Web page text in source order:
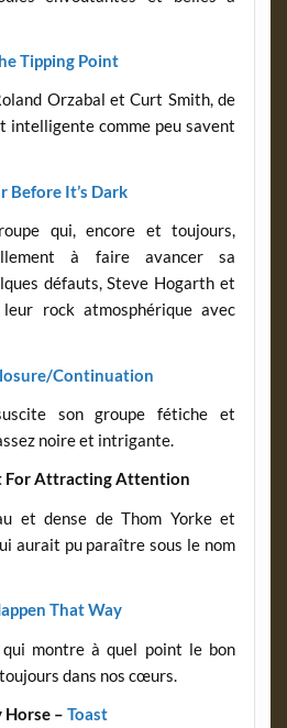
Tipping Point
Orzabal et Curt Smith, de
intelligente comme peu savent
Before It’s Dark
qui, encore et toujours,
à faire avancer sa
défauts, Steve Hogarth et
rock atmosphérique avec
Continuation
son groupe fétiche et
noire et intrigante.
For Attracting Attention
et dense de Thom Yorke et
aurait pu paraître sous le nom
That Way
qui montre à quel point le bon
dans nos cœurs.
Horse – Toast